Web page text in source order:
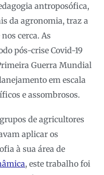
antroposófica,
da agronomia, traz a
cerca. As
pós-crise Covid-19
Guerra Mundial
em escala
e assombrosos.
de agricultores
aplicar os
à sua área de
, este trabalho foi